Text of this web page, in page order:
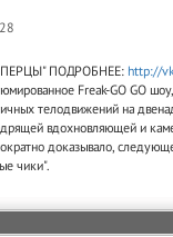
ПЕРЦЫ" ПОДРОБНЕЕ: http://
Freak-GO GO
телодвижений на
вдохновляющей и
доказывало,
чики".